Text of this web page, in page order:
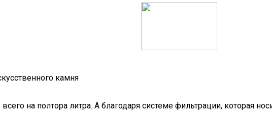
камня
на полтора литра. А благодаря системе фильтрации, которая